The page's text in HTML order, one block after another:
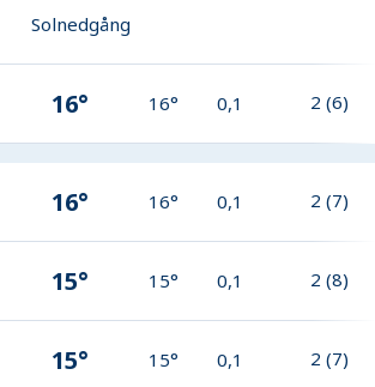
Solnedgång
16° 16° 0,1 2 (6)
16° 16° 0,1 2 (7)
15° 15° 0,1 2 (8)
15° 15° 0,1 2 (7)